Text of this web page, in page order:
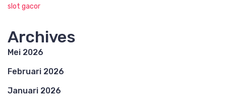
slot gacor
Archives
Mei 2026
Februari 2026
Januari 2026